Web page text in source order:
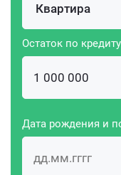
Квартира
Остаток по кредиту
Дата рождения и